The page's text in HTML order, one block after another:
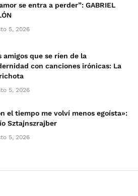
se entra a perder”: GABRIEL
5, 2026
amigos que se ríen de la
con canciones irónicas: La
5, 2026
el tiempo me volví menos egoísta»:
Sztajnszrajber
5, 2026